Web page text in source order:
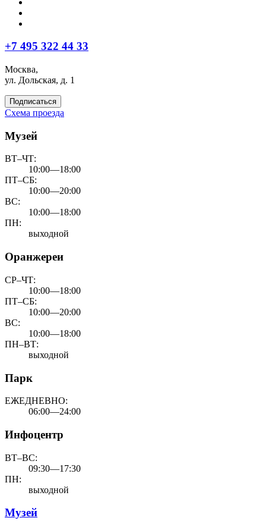
+7 495 322 44 33
Москва,
ул. Дольская, д. 1
Подписаться
Схема проезда
Музей
ВТ–ЧТ:
10:00—18:00
ПТ–СБ:
10:00—20:00
ВС:
10:00—18:00
ПН:
выходной
Оранжереи
СР–ЧТ:
10:00—18:00
ПТ–СБ:
10:00—20:00
ВС:
10:00—18:00
ПН–ВТ:
выходной
Парк
ЕЖЕДНЕВНО:
06:00—24:00
Инфоцентр
ВТ–ВС:
09:30—17:30
ПН:
выходной
Музей